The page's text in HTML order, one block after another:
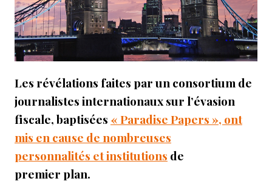
Les révélations faites par un consortium de
journalistes internationaux sur l’évasion
fiscale, baptisées « Paradise Papers », ont
mis en cause de nombreuses
personnalités et institutions de
premier plan.